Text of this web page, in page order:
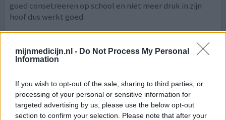
mijnmedicijn.nl - Do Not Process My Personal
Information
If you wish to opt-out of the sale, sharing to third parties, or
processing of your personal or sensitive information for
targeted advertising by us, please use the below opt-out
section to confirm your selection. Please note that after your
goed consetreeren op school en niet meer druk in zijn
hoof dus werkt goed
0 reacties
Aurorix
12-12-2010 | Vrouw
moclobemide
Uitputtingsdepressie en burn-out